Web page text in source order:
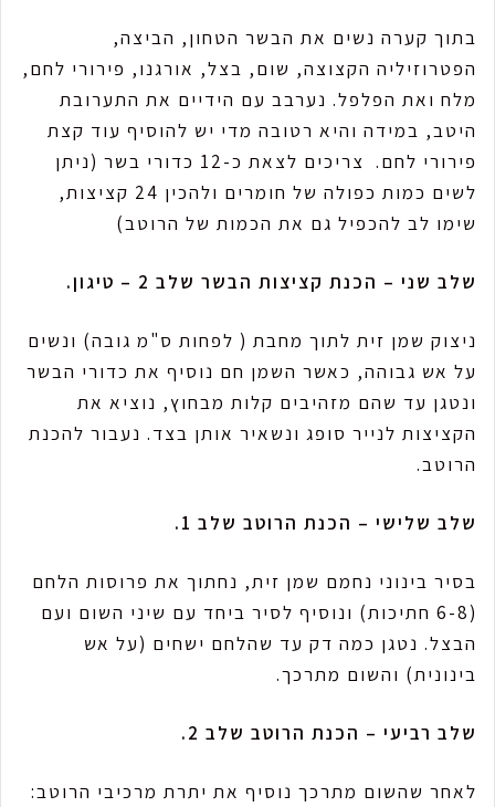
בתוך קערה נשים את הבשר הטחון, הביצה,
הפטרוזיליה הקצוצה, שום, בצל, אורגנו, פירורי לחם,
מלח ואת הפלפל. נערבב עם הידיים את התערובת
היטב, במידה והיא רטובה מדי יש להוסיף עוד קצת
פירורי לחם. צריכים לצאת כ-12 כדורי בשר (ניתן
לשים כמות כפולה של חומרים ולהכין 24 קציצות,
שימו לב להכפיל גם את הכמות של הרוטב)
שלב שני – הכנת קציצות הבשר שלב 2 – טיגון.
ניצוק שמן זית לתוך מחבת ( לפחות ס"מ גובה) ונשים
על אש גבוהה, כאשר השמן חם נוסיף את כדורי הבשר
ונטגן עד שהם מזהיבים קלות מבחוץ, נוציא את
הקציצות לנייר סופג ונשאיר אותן בצד. נעבור להכנת
הרוטב.
שלב שלישי – הכנת הרוטב שלב 1.
בסיר בינוני נחמם שמן זית, נחתוך את פרוסות הלחם
(6-8 חתיכות) ונוסיף לסיר ביחד עם שיני השום ועם
הבצל. נטגן כמה דק עד שהלחם ישחים (על אש
בינונית) והשום מתרכך.
שלב רביעי – הכנת הרוטב שלב 2.
לאחר שהשום מתרכך נוסיף את יתרת מרכיבי הרוטב: